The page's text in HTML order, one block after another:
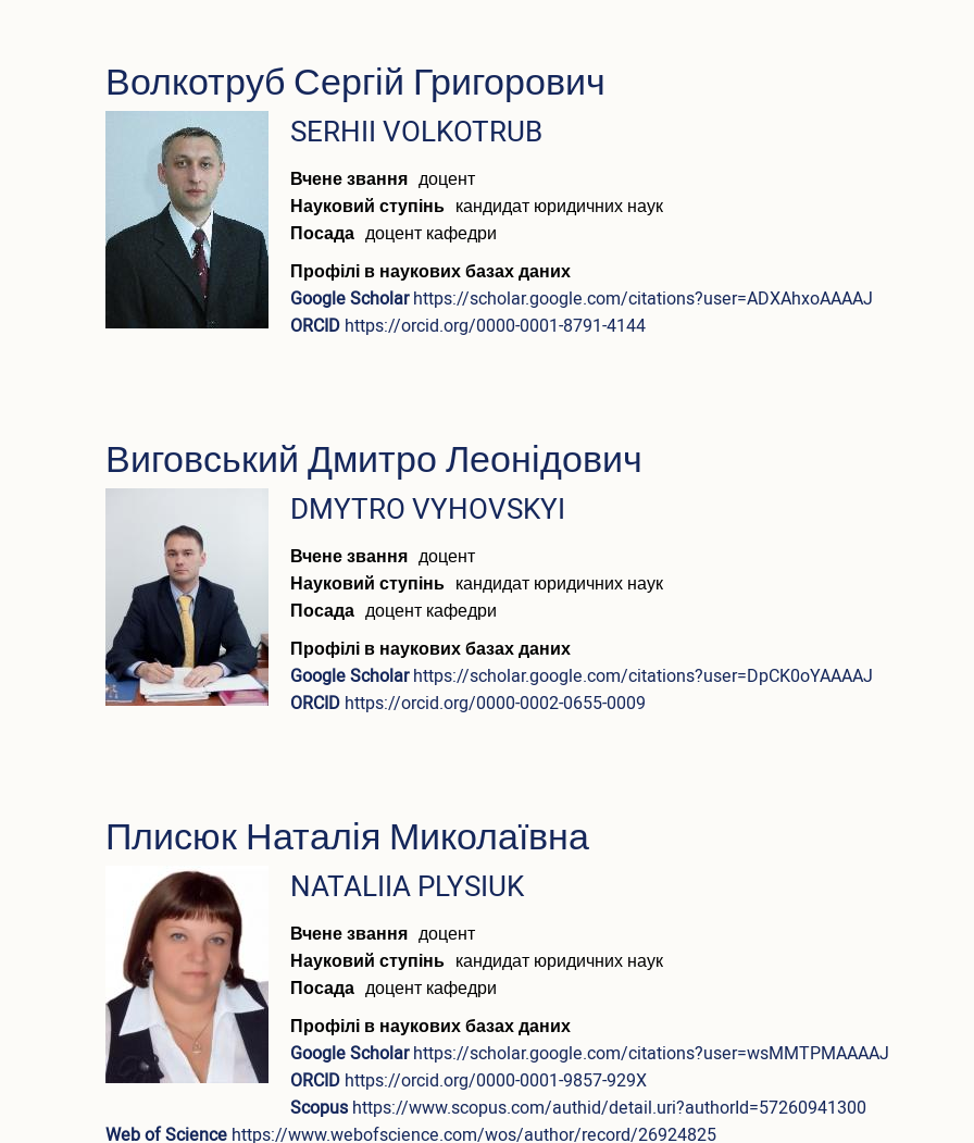
Волкотруб Сергій Григорович
(англійською)
SERHII VOLKOTRUB
Вчене звання доцент
Науковий ступінь кандидат юридичних наук
Посада доцент кафедри
Профілі в наукових базах даних
Google Scholarhttps://scholar.google.com/citations?user=ADXAhxoAAAAJ
ORCID https://orcid.org/0000-0001-8791-4144
Виговський Дмитро Леонідович
(англійською)
DMYTRO VYHOVSKYI
Вчене звання доцент
Науковий ступінь кандидат юридичних наук
Посада доцент кафедри
Профілі в наукових базах даних
Google Scholarhttps://scholar.google.com/citations?user=DpCK0oYAAAAJ
ORCID https://orcid.org/0000-0002-0655-0009
Плисюк Наталія Миколаївна
(англійською)
NATALIIA PLYSIUK
Вчене звання доцент
Науковий ступінь кандидат юридичних наук
Посада доцент кафедри
Профілі в наукових базах даних
Google Scholarhttps://scholar.google.com/citations?user=wsMMTPMAAAAJ
ORCID https://orcid.org/0000-0001-9857-929X
Scopus https://www.scopus.com/authid/detail.uri?authorId=57260941300
Web of Science https://www.webofscience.com/wos/author/record/26924825